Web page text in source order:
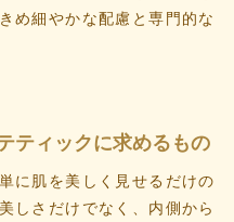
め細やかな配慮と専門的な
ティックに求めるもの
に肌を美しく見せるだけの
しさだけでなく、内側から